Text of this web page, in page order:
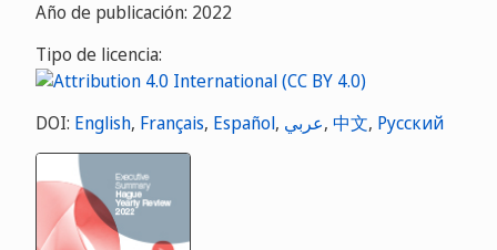
Año de publicación: 2022
Tipo de licencia:
DOI: English, Français, Español, عربي, 中文, Русский